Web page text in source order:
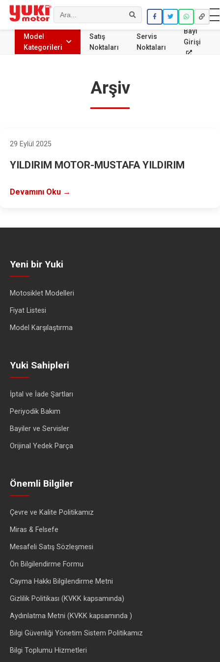
Ara
Model
Kategorileri
Satış
Noktaları
Servis
Noktaları
Bayi
Girişi
Arşiv
29 Eylül 2025
YILDIRIM MOTOR-MUSTAFA YILDIRIM
Devamını Oku →
Yeni bir Yuki
Motosiklet Modelleri
Fiyat Listesi
Model Karşılaştırma
Yuki Sahipleri
İptal ve İade Şartları
Periyodik Bakım
Bayiler ve Servisler
Orijinal Yedek Parça
Önemli Bilgiler
Çevre ve Kalite Politikamız
Miras & Felsefe
Mesafeli Satış Sözleşmesi
Ön Bilgilendirme Formu
Cayma Hakkı Bilgilendirme Metni
Gizlilik Politikası (KVKK kapsamında)
Aydınlatma Metni (KVKK kapsamında )
Bilgi Güvenliği Yönetim Sistem Politikamız
Bilgi Toplumu Hizmetleri